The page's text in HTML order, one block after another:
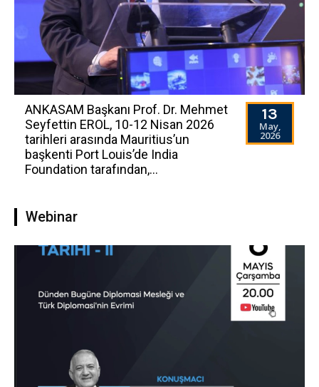
ANKASAM Başkanı Prof. Dr. Mehmet
Seyfettin EROL, 10-12 Nisan 2026
tarihleri arasında Mauritius’un
başkenti Port Louis’de India
Foundation tarafından,...
13
May,
2026
Webinar